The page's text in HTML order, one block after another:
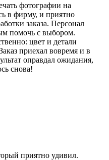
фотографии на
в фирму, и приятно
заказа. Персонал
помочь с выбором.
цвет и детали
приехал вовремя и в
оправдал ожидания,
снова!
приятно удивил.